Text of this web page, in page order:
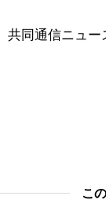
社会
旅と暮らし
暮らし
共同通信ニュー
こ